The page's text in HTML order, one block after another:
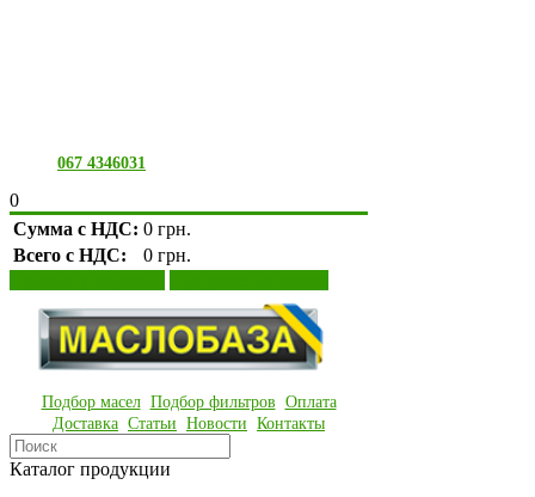
067 4346031
0
Сумма с НДС: 0 грн.
Всего с НДС:
0 грн.
Подбор масел Подбор фильтров Оплата
Доставка Статьи Новости Контакты
Каталог продукции